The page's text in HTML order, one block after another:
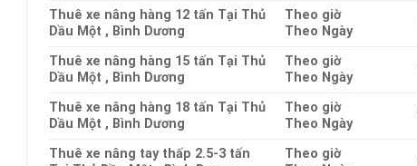
Thuê xe nâng hàng 12 tấn Tại Thủ
Dầu Một , Bình Dương
Theo giờ
Theo Ngày
Thuê xe nâng hàng 15 tấn Tại Thủ
Dầu Một , Bình Dương
Theo giờ
Theo Ngày
Thuê xe nâng hàng 18 tấn Tại Thủ
Dầu Một , Bình Dương
Theo giờ
Theo Ngày
Thuê xe nâng tay thấp 2.5-3 tấn
Theo giờ